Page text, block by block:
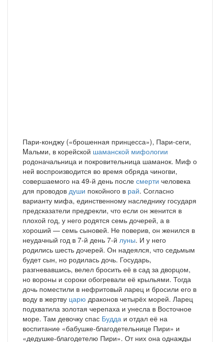
Пари-конджу («брошенная принцесса»), Пари-сеги,
Mальми, в корейской шаманской мифологии
родоначальница и покровительница шаманок. Миф о
ней воспроизводится во время обряда чиногви,
совершаемого на 49-й день после смерти человека
для проводов души покойного в рай. Согласно
варианту мифа, единственному наследнику государя
предсказатели предрекли, что если он женится в
плохой год, у него родятся семь дочерей, а в
хороший — семь сыновей. Не поверив, он женился в
неудачный год в 7-й день 7-й луны. И у него
родились шесть дочерей. Он надеялся, что седьмым
будет сын, но родилась дочь. Государь,
разгневавшись, велел бросить её в сад за дворцом,
но вороны и сороки обогревали её крыльями. Тогда
дочь поместили в нефритовый ларец и бросили его в
воду в жертву царю драконов четырёх морей. Ларец
подхватила золотая черепаха и унесла в Восточное
море. Там девочку спас Будда и отдал её на
воспитание «бабушке-благодетельнице Пири» и
«дедушке-благодетелю Пири». От них она однажды